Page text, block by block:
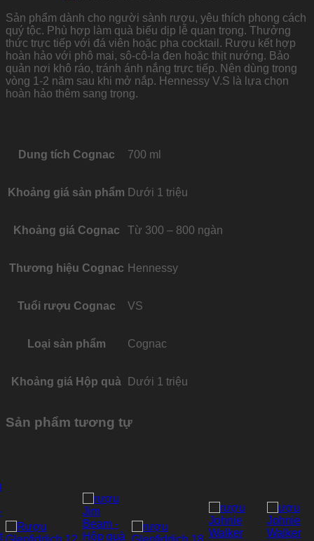
Sản phẩm dành cho người sành rượu, yêu thích phong cách
quý tộc. Phù hợp làm quà biếu dịp lễ quan trọng. Thưởng
thức trực tiếp với đá viên hoặc pha cocktail. Rượu kết hợp
hoàn hảo với phô mai, sô-cô-la đen hoặc thịt nướng. Bảo
quản nơi khô ráo, tránh ánh nắng trực tiếp. Nên dùng trong
vòng 1-2 năm sau khi mở nắp. Hennessy V.S là lựa chọn
hoàn hảo thêm sang trọng.
Dung tích Cognac 700 ml
Khoảng giá sản phẩm Dưới 1 triệu
Khoảng giá Cognac Từ 300 – 800 ngàn
Thương hiệu Cognac Hennessy
Tuổi rượu Cognac VS
Loại sản phẩm Cognac
Khoảng giá Hộp quà Dưới 1 triệu
Sản phẩm tương tự